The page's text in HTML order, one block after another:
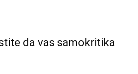
da vas samokritika